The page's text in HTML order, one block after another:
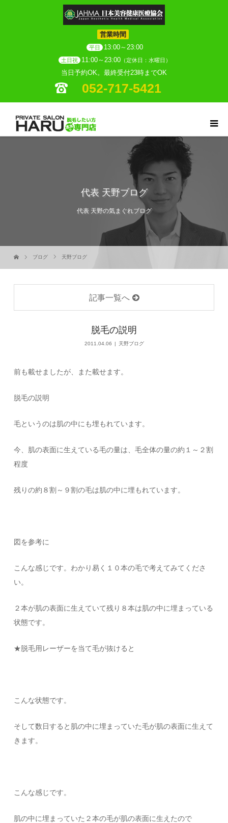
営業時間
平日 13:00～23:00
土日祝 11:00～23:00 （定休日：水曜日）
当日予約OK。最終受付23時までOK
052-717-5421
代表 天野ブログ
代表 天野の気まぐれブログ
ブログ 天野ブログ
記事一覧へ
脱毛の説明
2011.04.06 天野ブログ
前も載せましたが、また載せます。
脱毛の説明
毛というのは肌の中にも埋もれています。
今、肌の表面に生えている毛の量は、毛全体の量の約１～２割
程度
残りの約８割～９割の毛は肌の中に埋もれています。
図を参考に
こんな感じです。わかり易く１０本の毛で考えてみてくださ
い。
２本が肌の表面に生えていて残り８本は肌の中に埋まっている
状態です。
★脱毛用レーザーを当て毛が抜けると
こんな状態です。
そして数日すると肌の中に埋まっていた毛が肌の表面に生えて
きます。
こんな感じです。
肌の中に埋まっていた２本の毛が肌の表面に生えたので